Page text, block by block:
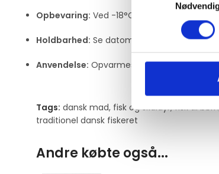
Opbevaring: Ved -18°C eller koldere
Holdbarhed: Se datomærkning
Anvendelse: Opvarmes direkte fra frost – i
Tags: dansk mad, fisk og skaldyr, fisk til børn
traditionel dansk fiskeret
Andre købte også...